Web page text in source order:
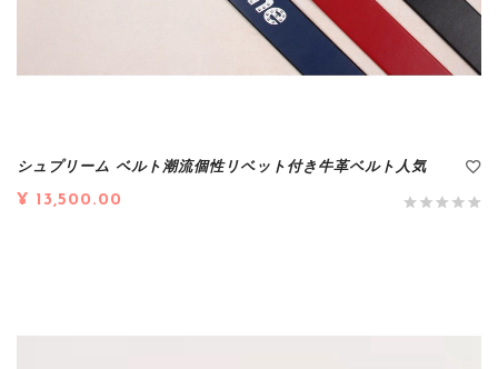
シュプリーム ベルト潮流個性リベット付き牛革ベルト人気
¥ 13,500.00